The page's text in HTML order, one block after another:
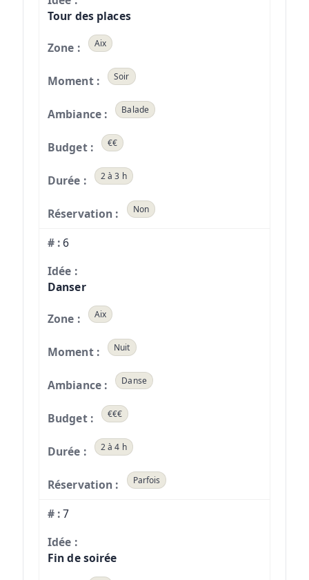
Tour des places
Aix
Soir
Balade
€€
2 à 3 h
Non
6
Danser
Aix
Nuit
Danse
€€€
2 à 4 h
Parfois
7
Fin de soirée